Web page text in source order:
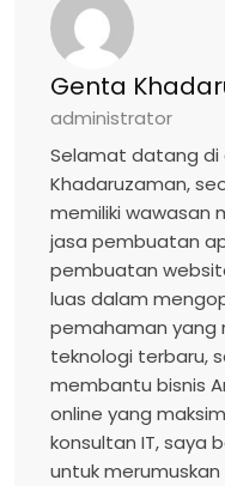
Genta
administrator
Selamat datang di
Khadaruzaman,
memiliki wawasan
jasa pembuatan
pembuatan
luas dalam
pemahaman
teknologi terbaru,
membantu bisnis
online yang
konsultan IT, saya
untuk